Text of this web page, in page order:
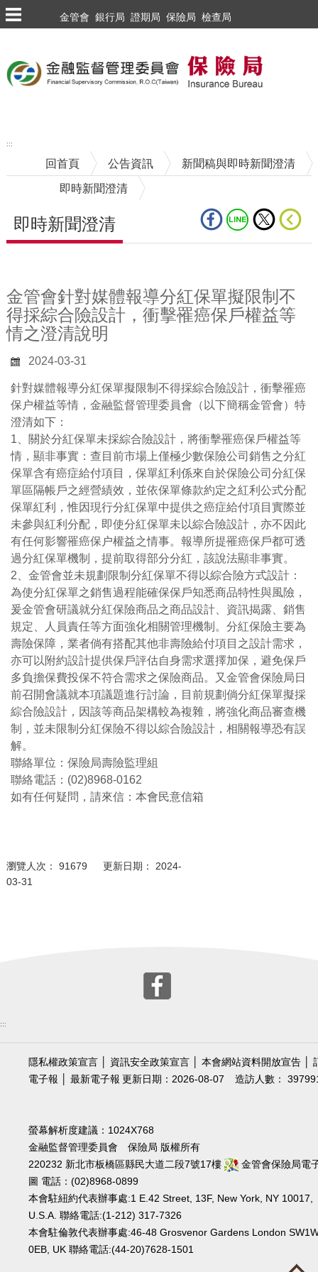
跳到主要內容區塊
金管會 銀行局 證期局 保險局 檢查局
:::
回首頁 公告資訊 新聞稿與即時新聞澄清
即時新聞澄清
即時新聞澄清
金管會針對媒體報導分紅保單擬限制不
得採綜合險設計，衝擊罹癌保戶權益等
情之澄清說明
2024-03-31
針對媒體報導分紅保單擬限制不得採綜合險設計，衝擊罹癌
保户權益等情，金融監督管理委員會（以下簡稱金管會）特
澄清如下：
1、關於分紅保單未採綜合險設計，將衝擊罹癌保戶權益等
情，顯非事實：查目前市場上僅極少數保險公司銷售之分紅
保單含有癌症給付項目，保單紅利係來自於保險公司分紅保
單區隔帳戶之經營績效，並依保單條款約定之紅利公式分配
保單紅利，惟因現行分紅保單中提供之癌症給付項目實際並
未參與紅利分配，即使分紅保單未以綜合險設計，亦不因此
有任何影響罹癌保户權益之情事。報導所提罹癌保戶都可透
過分紅保單機制，提前取得部分分紅，該說法顯非事實。
2、金管會並未規劃限制分紅保單不得以綜合險方式設計：
為使分紅保單之銷售過程能確保保戶知悉商品特性與風險，
爰金管會研議就分紅保險商品之商品設計、資訊揭露、銷售
規定、人員責任等方面強化相關管理機制。分紅保險主要為
壽險保障，業者倘有搭配其他非壽險給付項目之設計需求，
亦可以附約設計提供保戶評估自身需求選擇加保，避免保戶
多負擔保費投保不符合需求之保險商品。又金管會保險局日
前召開會議就本項議題進行討論，目前規劃倘分紅保單擬採
綜合險設計，因該等商品架構較為複雜，將強化商品審查機
制，並未限制分紅保險不得以綜合險設計，相關報導恐有誤
解。
聯絡單位：保險局壽險監理組
聯絡電話：(02)8968-0162
如有任何疑問，請來信：本會民意信箱
瀏覽人次： 91679 更新日期： 2024-
03-31
:::
隱私權政策宣言 資訊安全政策宣言 本會網站資料開放宣告
電子報
最新電子報 造訪人數：
更新日期：2026-08-07
螢幕解析度建議：1024X768
金融監督管理委員會 保險局 版權所有
220232 新北市板橋區縣民大道二段7號17樓
金管會保險局電
圖 電話：(02)8968-0899
本會駐紐約代表辦事處:1 E.42 Street, 13F, New York, NY 10017,
U.S.A. 聯絡電話:(1-212) 317-7326
本會駐倫敦代表辦事處:46-48 Grosvenor Gardens London
0EB, UK 聯絡電話:(44-20)7628-1501